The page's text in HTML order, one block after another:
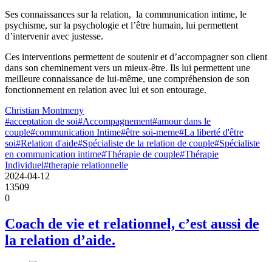
Ses connaissances sur la relation, la commnunication intime, le
psychisme, sur la psychologie et l’être humain, lui permettent
d’intervenir avec justesse.
Ces interventions permettent de soutenir et d’accompagner son client
dans son cheminement vers un mieux-être. Ils lui permettent une
meilleure connaissance de lui-même, une compréhension de son
fonctionnement en relation avec lui et son entourage.
Christian Montmeny
#acceptation de soi#Accompagnement#amour dans le
couple#communication Intime#être soi-meme#La liberté d'être
soi#Relation d'aide#Spécialiste de la relation de couple#Spécialiste
en communication intime#Thérapie de couple#Thérapie
Individuel#therapie relationnelle
2024-04-12
13509
0
Coach de vie et relationnel, c’est aussi de
la relation d’aide.